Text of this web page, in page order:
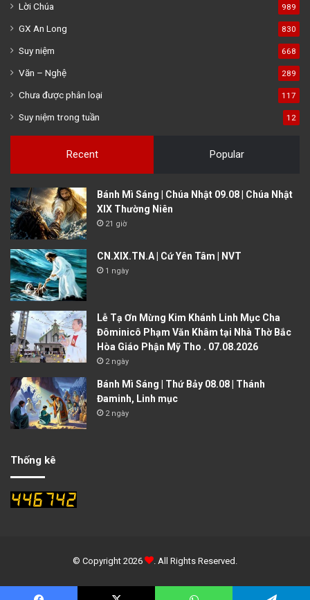
Lời Chúa 989
GX An Long 830
Suy niệm 668
Văn – Nghệ 289
Chưa được phân loại 117
Suy niệm trong tuần 12
Recent Popular
Bánh Mì Sáng | Chúa Nhật 09.08 | Chúa Nhật
XIX Thường Niên
21 giờ
CN.XIX.TN.A | Cứ Yên Tâm | NVT
1 ngày
Lễ Tạ Ơn Mừng Kim Khánh Linh Mục Cha
Đôminicô Phạm Văn Khâm tại Nhà Thờ Bắc
Hòa Giáo Phận Mỹ Tho . 07.08.2026
2 ngày
Bánh Mì Sáng | Thứ Bảy 08.08 | Thánh
Đaminh, Linh mục
2 ngày
Thống kê
© Copyright 2026 . All Rights Reserved.